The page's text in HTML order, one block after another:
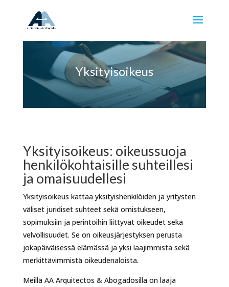
Yksityisoikeus
Yksityisoikeus: oikeussuoja
henkilökohtaisille suhteillesi
ja omaisuudellesi
Yksityisoikeus kattaa yksityishenkilöiden ja yritysten
väliset juridiset suhteet sekä omistukseen,
sopimuksiin ja perintöihin liittyvät oikeudet sekä
velvollisuudet. Se on oikeusjärjestyksen perusta
jokapäiväisessä elämässä ja yksi laajimmista sekä
merkittävimmistä oikeudenaloista.
Meillä AA Arquitectos & Abogadosilla on laaja